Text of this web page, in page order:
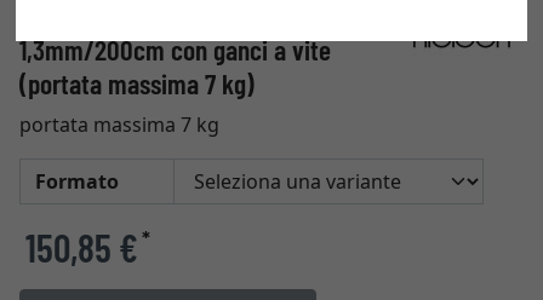
1,3mm/200cm con ganci a vite
(portata massima 7 kg)
portata massima 7 kg
Formato
150,85 €*